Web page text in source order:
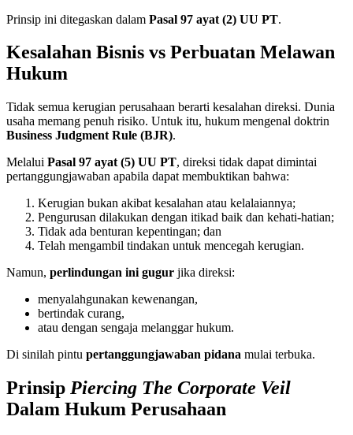
Prinsip ini ditegaskan dalam Pasal 97 ayat (2) UU PT.
Kesalahan Bisnis vs Perbuatan Melawan
Hukum
Tidak semua kerugian perusahaan berarti kesalahan direksi. Dunia
usaha memang penuh risiko. Untuk itu, hukum mengenal doktrin
Business Judgment Rule (BJR).
Melalui Pasal 97 ayat (5) UU PT, direksi tidak dapat dimintai
pertanggungjawaban apabila dapat membuktikan bahwa:
Kerugian bukan akibat kesalahan atau kelalaiannya;
Pengurusan dilakukan dengan itikad baik dan kehati-hatian;
Tidak ada benturan kepentingan; dan
Telah mengambil tindakan untuk mencegah kerugian.
Namun, perlindungan ini gugur jika direksi:
menyalahgunakan kewenangan,
bertindak curang,
atau dengan sengaja melanggar hukum.
Di sinilah pintu pertanggungjawaban pidana mulai terbuka.
Prinsip Piercing The Corporate Veil
Dalam Hukum Perusahaan